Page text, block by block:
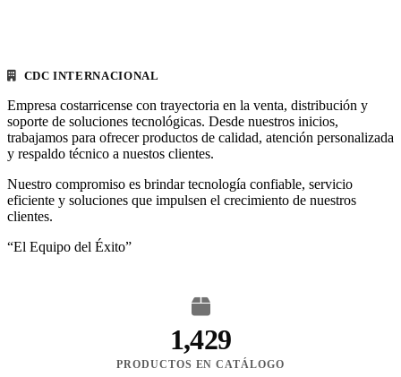
CDC INTERNACIONAL
Empresa costarricense con trayectoria en la venta, distribución y
soporte de soluciones tecnológicas. Desde nuestros inicios,
trabajamos para ofrecer productos de calidad, atención personalizada
y respaldo técnico a nuestos clientes.
Nuestro compromiso es brindar tecnología confiable, servicio
eficiente y soluciones que impulsen el crecimiento de nuestros
clientes.
“El Equipo del Éxito”
1,429
PRODUCTOS EN CATÁLOGO